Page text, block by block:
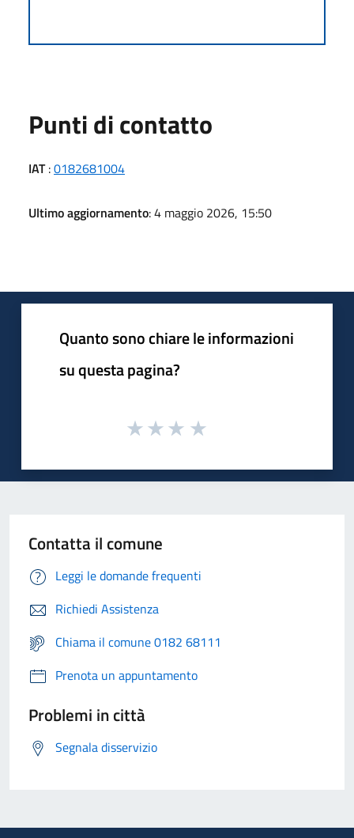
Punti di contatto
IAT:0182681004
Ultimo aggiornamento: 4 maggio 2026, 15:50
Quanto sono chiare le informazioni
su questa pagina?
Contatta il comune
Leggi le domande frequenti
Richiedi Assistenza
Chiama il comune 0182 68111
Prenota un appuntamento
Problemi in città
Segnala disservizio